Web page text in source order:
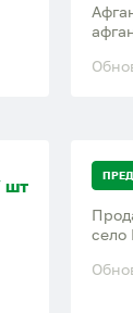
объемах Конкурентная цена Имеются
500 000 000 ₸/ шт
село